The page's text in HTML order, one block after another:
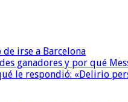
irse a Barcelona
ganadores y por qué
le respondió: «Delirio